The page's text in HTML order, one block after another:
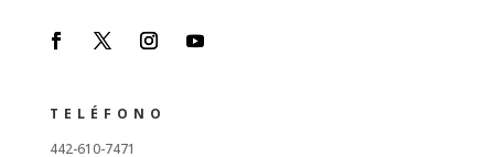
TELÉFONO
442-610-7471